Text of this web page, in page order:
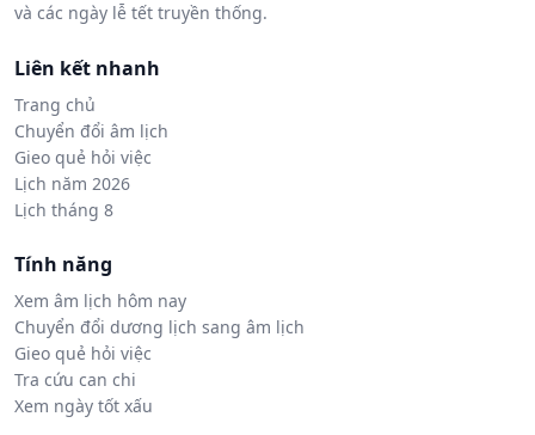
và các ngày lễ tết truyền thống.
Liên kết nhanh
Trang chủ
Chuyển đổi âm lịch
Gieo quẻ hỏi việc
Lịch năm 2026
Lịch tháng 8
Tính năng
Xem âm lịch hôm nay
Chuyển đổi dương lịch sang âm lịch
Gieo quẻ hỏi việc
Tra cứu can chi
Xem ngày tốt xấu